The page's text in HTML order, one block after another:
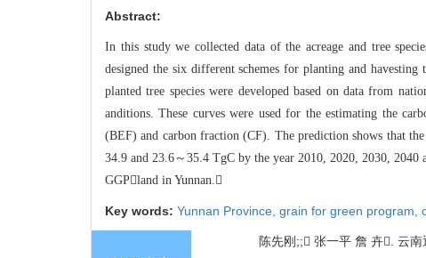
Abstract:
In this study we collected data of the acreage and tree
designed the six differentschemes for planting and
plantedtree species were developed based on data from
anditions. These curves were used for the estimating the
(BEF) and carbon fraction (CF). The prediction shows that
34.9 and 23.6～35.4 TgC by the year 2010, 2020, 2030, 2040
GGPland in Yunnan.
Key words: Yunnan Province, grain for green program,
陈先刚;; 张一平 詹 卉. 云